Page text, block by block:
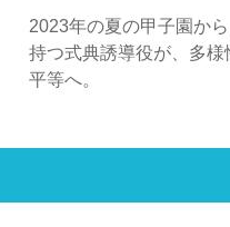
2023年の夏の甲子園か
持つ式典誘導役が、多
平等へ。